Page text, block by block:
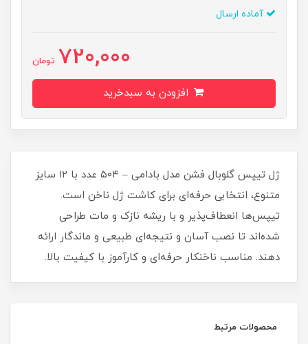
آماده ارسال
720,000 تومان
ژل تیپس گلوبال فشن مدل بادامی – ۵۰۴ عدد با ۱۲ سایز
متنوع، انتخابی حرفه‌ای برای کاشت ژل ناخن است.
تیپس‌ها انعطاف‌پذیر و با ریشه نازک و مات طراحی
شده‌اند تا نصب آسان و نتیجه‌ای طبیعی و ماندگار ارائه
دهند. مناسب ناخنکار حرفه‌ای و کارآموز با کیفیت بالا.
محصولات مرتبط